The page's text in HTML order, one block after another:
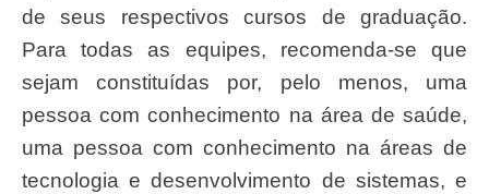
de seus respectivos cursos de graduação.
Para todas as equipes, recomenda-se que
sejam constituídas por, pelo menos, uma
pessoa com conhecimento na área de saúde,
uma pessoa com conhecimento na áreas de
tecnologia e desenvolvimento de sistemas, e